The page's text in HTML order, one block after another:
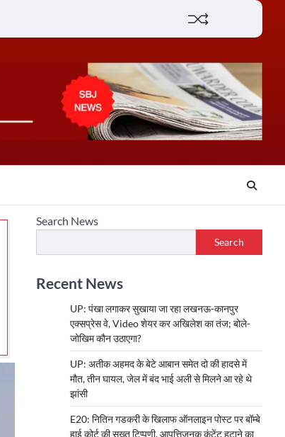
Search News
Search
Recent News
UP: पंखा लगाकर सुखाया जा रहा लखनऊ-कानपुर
एक्सप्रेस वे, Video शेयर कर अखिलेश का तंज; बोले-
जोखिम कौन उठाएगा?
UP: अतीक अहमद के बेटे आबान समेत दो की हादसे में
मौत, तीन घायल, जेल में बंद भाई अली से मिलने आ रहे थे
झांसी
E20: नितिन गडकरी के खिलाफ ऑनलाइन पोस्ट पर बॉम्बे
हाई कोर्ट की सख्त टिप्पणी, आपत्तिजनक कंटेंट हटाने का